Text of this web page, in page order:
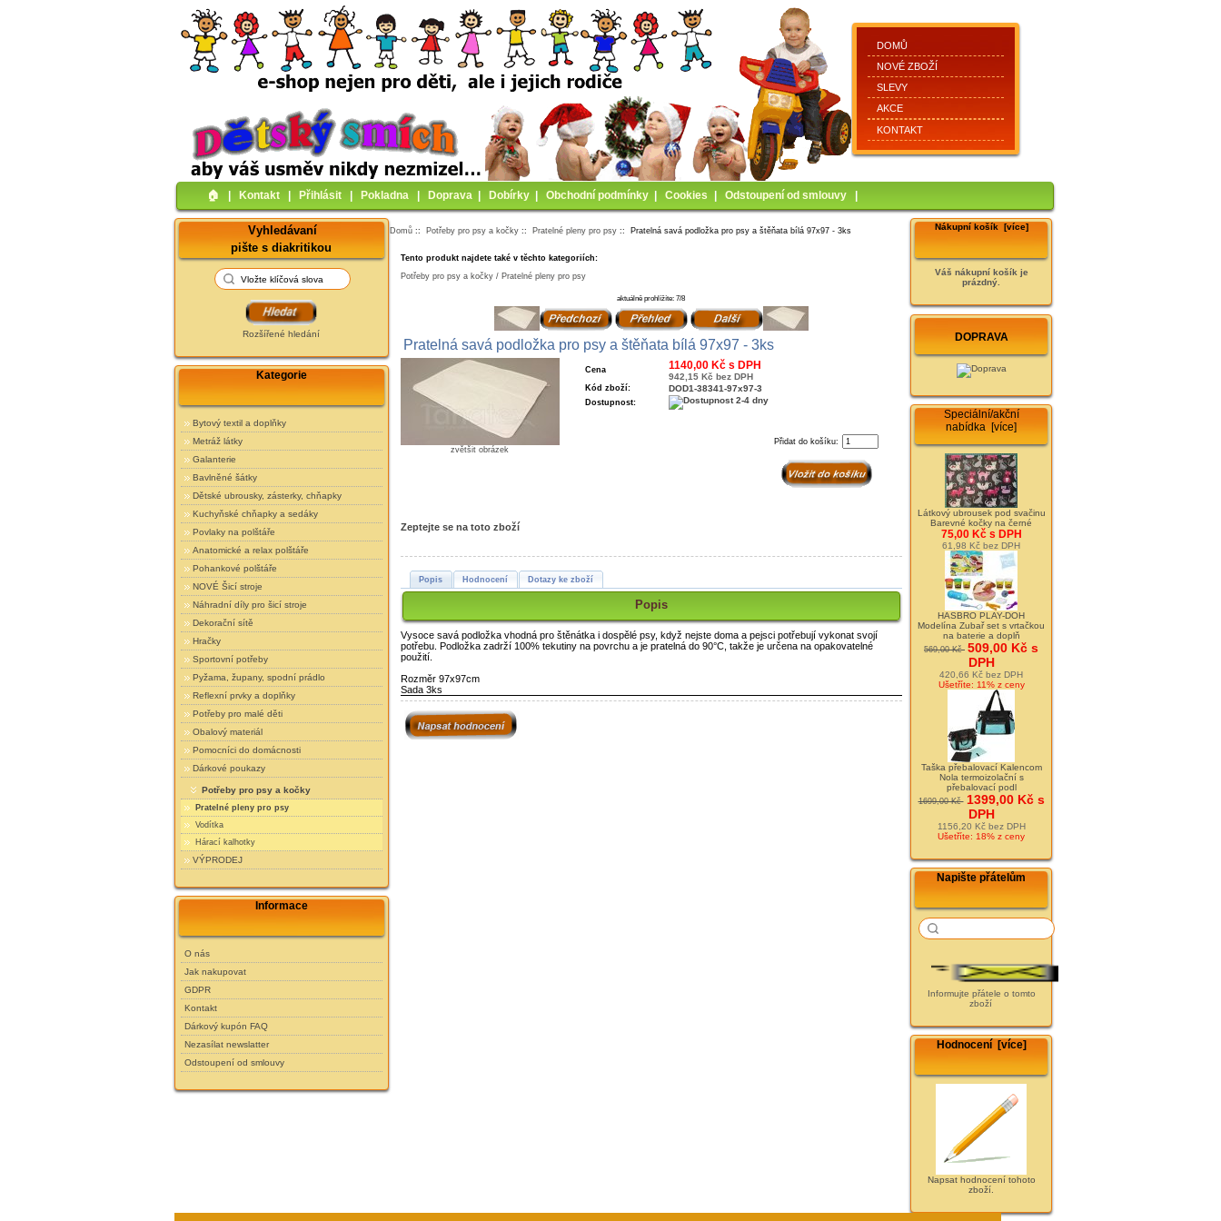
DOMŮ
NOVÉ ZBOŽÍ
SLEVY
AKCE
KONTAKT
🏠︎ Kontakt Přihlásit Pokladna Doprava Dobírky Obchodní podmínky Cookies Odstoupení od smlouvy
Vyhledávaní
pište s diakritikou
Rozšířené hledání
Kategorie
Bytový textil a doplňky
Metráž látky
Galanterie
Bavlněné šátky
Dětské ubrousky, zásterky, chňapky
Kuchyňské chňapky a sedáky
Povlaky na polštáře
Anatomické a relax polštáře
Pohankové polštáře
NOVÉ Šicí stroje
Náhradní díly pro šicí stroje
Dekorační sítě
Hračky
Sportovní potřeby
Pyžama, župany, spodní prádlo
Reflexní prvky a doplňky
Potřeby pro malé děti
Obalový materiál
Pomocníci do domácnosti
Dárkové poukazy
Potřeby pro psy a kočky
Pratelné pleny pro psy
Vodítka
Hárací kalhotky
VÝPRODEJ
Informace
O nás
Jak nakupovat
GDPR
Kontakt
Dárkový kupón FAQ
Nezasílat newslatter
Odstoupení od smlouvy
Domů :: Potřeby pro psy a kočky :: Pratelné pleny pro psy :: Pratelná savá podložka pro psy a štěňata bílá 97x97 - 3ks
Tento produkt najdete také v těchto kategoriích:
Potřeby pro psy a kočky / Pratelné pleny pro psy
aktuálně prohlížíte: 7/8
Pratelná savá podložka pro psy a štěňata bílá 97x97 - 3ks
zvětšit obrázek
Cena 1140,00 Kč s DPH
942,15 Kč bez DPH
Kód zboží: DOD1-38341-97x97-3
Dostupnost:
Přidat do košíku:
Zeptejte se na toto zboží
Popis Hodnocení Dotazy ke zboží
Popis
Vysoce savá podložka vhodná pro štěnátka i dospělé psy, když nejste doma a pejsci potřebují vykonat svojí
potřebu. Podložka zadrží 100% tekutiny na povrchu a je pratelná do 90°C, takže je určena na opakovatelné
použití.
Rozměr 97x97cm
Sada 3ks
Nákupní košík [více]
Váš nákupní košík je
prázdný.
DOPRAVA
Speciální/akční
nabídka [více]
Látkový ubrousek pod svačinu
Barevné kočky na černé
75,00 Kč s DPH
61,98 Kč bez DPH
HASBRO PLAY-DOH
Modelína Zubař set s vrtačkou
na baterie a doplň
569,00 Kč 509,00 Kč s
DPH
420,66 Kč bez DPH
Ušetříte: 11% z ceny
Taška přebalovací Kalencom
Nola termoizolační s
přebalovací podl
1699,00 Kč 1399,00 Kč s
DPH
1156,20 Kč bez DPH
Ušetříte: 18% z ceny
Napište přátelům
Informujte přátele o tomto
zboží
Hodnocení [více]
Napsat hodnocení tohoto
zboží.